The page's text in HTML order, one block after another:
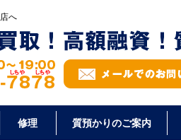
へ
修理 質預かりのご案内